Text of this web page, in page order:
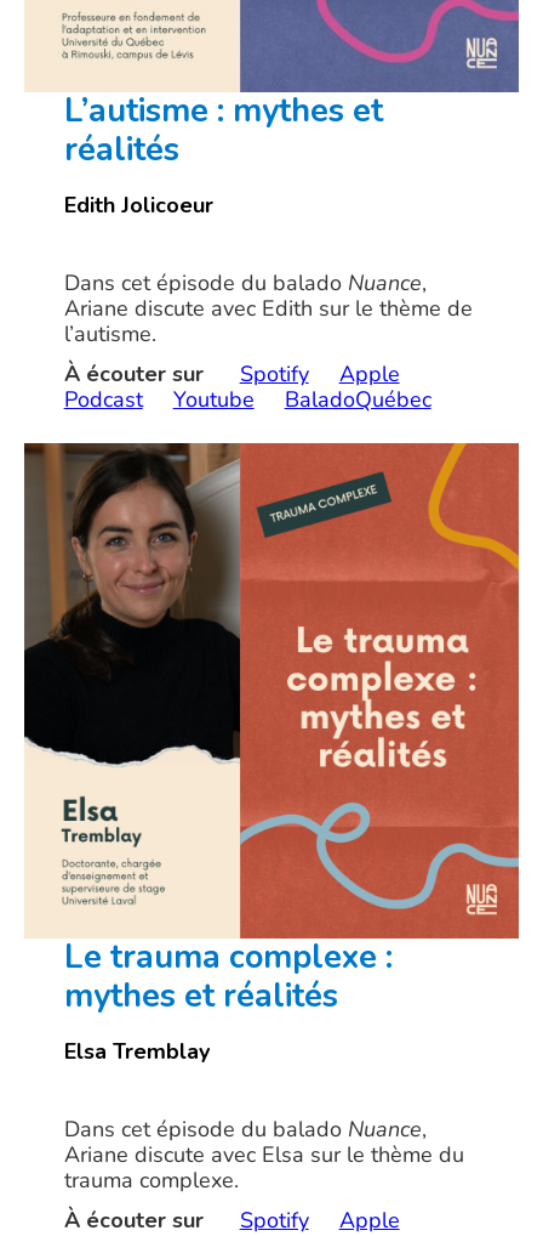
L’autisme : mythes et
réalités
Edith Jolicoeur
Dans cet épisode du balado Nuance,
Ariane discute avec Edith sur le thème de
l’autisme.
À écouter sur Spotify
Apple
Podcast
Youtube BaladoQuébec
Le trauma complexe :
mythes et réalités
Elsa Tremblay
Dans cet épisode du balado Nuance,
Ariane discute avec Elsa sur le thème du
trauma complexe.
À écouter sur Spotify
Apple